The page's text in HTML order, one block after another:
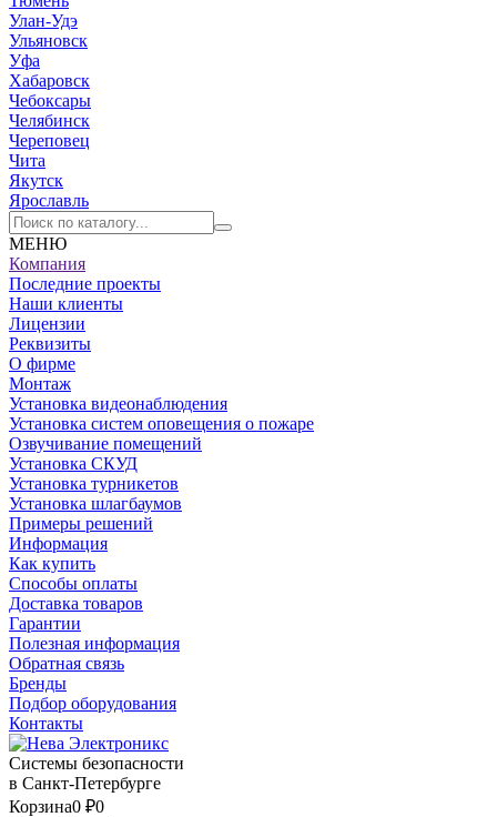
Улан-Удэ
Ульяновск
Уфа
Хабаровск
Чебоксары
Челябинск
Череповец
Чита
Якутск
Ярославль
МЕНЮ
Компания
Последние проекты
Наши клиенты
Лицензии
Реквизиты
О фирме
Монтаж
Установка видеонаблюдения
Установка систем оповещения о пожаре
Озвучивание помещений
Установка СКУД
Установка турникетов
Установка шлагбаумов
Примеры решений
Информация
Как купить
Способы оплаты
Доставка товаров
Гарантии
Полезная информация
Обратная связь
Бренды
Подбор оборудования
Контакты
Системы безопасности
в Санкт-Петербурге
Корзина0 ₽0